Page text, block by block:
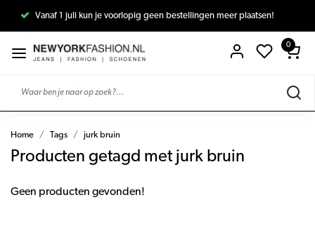
Vanaf 1 juli kun je voorlopig geen bestellingen meer plaatsen!
0
Home Tags jurk bruin
Producten getagd met jurk bruin
Geen producten gevonden!